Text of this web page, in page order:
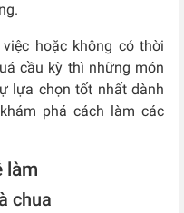
hoặc không có thời
cầu kỳ thì những món
lựa chọn tốt nhất dành
phá cách làm các
làm
chua